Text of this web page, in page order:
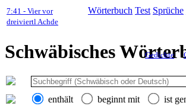
7:41 - Vier vor
dreiviertl Achde
Wörterbuch Test Sprüche
Schwäbisches Gedichte
enthält beginnt mit ist